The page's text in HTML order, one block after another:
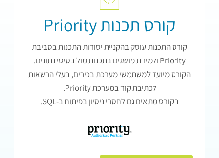
קורס תכנות Priority
קורס התכנות עוסק בהקניית יסודות התכנות בסביבת
Priority ולמידת מושגים בתכנות מול בסיסי נתונים.
הקורס מיועד למשתמשי מערכת בכירים, בעלי הרשאות
לכתיבת קוד במערכת Priority.
הקורס מתאים גם לחסרי ניסיון בפיתוח ב-SQL.